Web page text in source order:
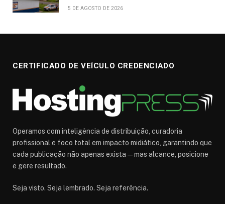
5 DE AGOSTO DE 2026
CERTIFICADO DE VEÍCULO CREDENCIADO
Operamos com inteligência de distribuição, curadoria
profissional e foco total em impacto midiático, garantindo que
cada publicação não apenas exista — mas alcance, posicione
e gere resultado.
Seja visto. Seja lembrado. Seja referência.